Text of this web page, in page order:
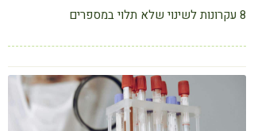
8 עקרונות לשינוי שלא תלוי במספרים